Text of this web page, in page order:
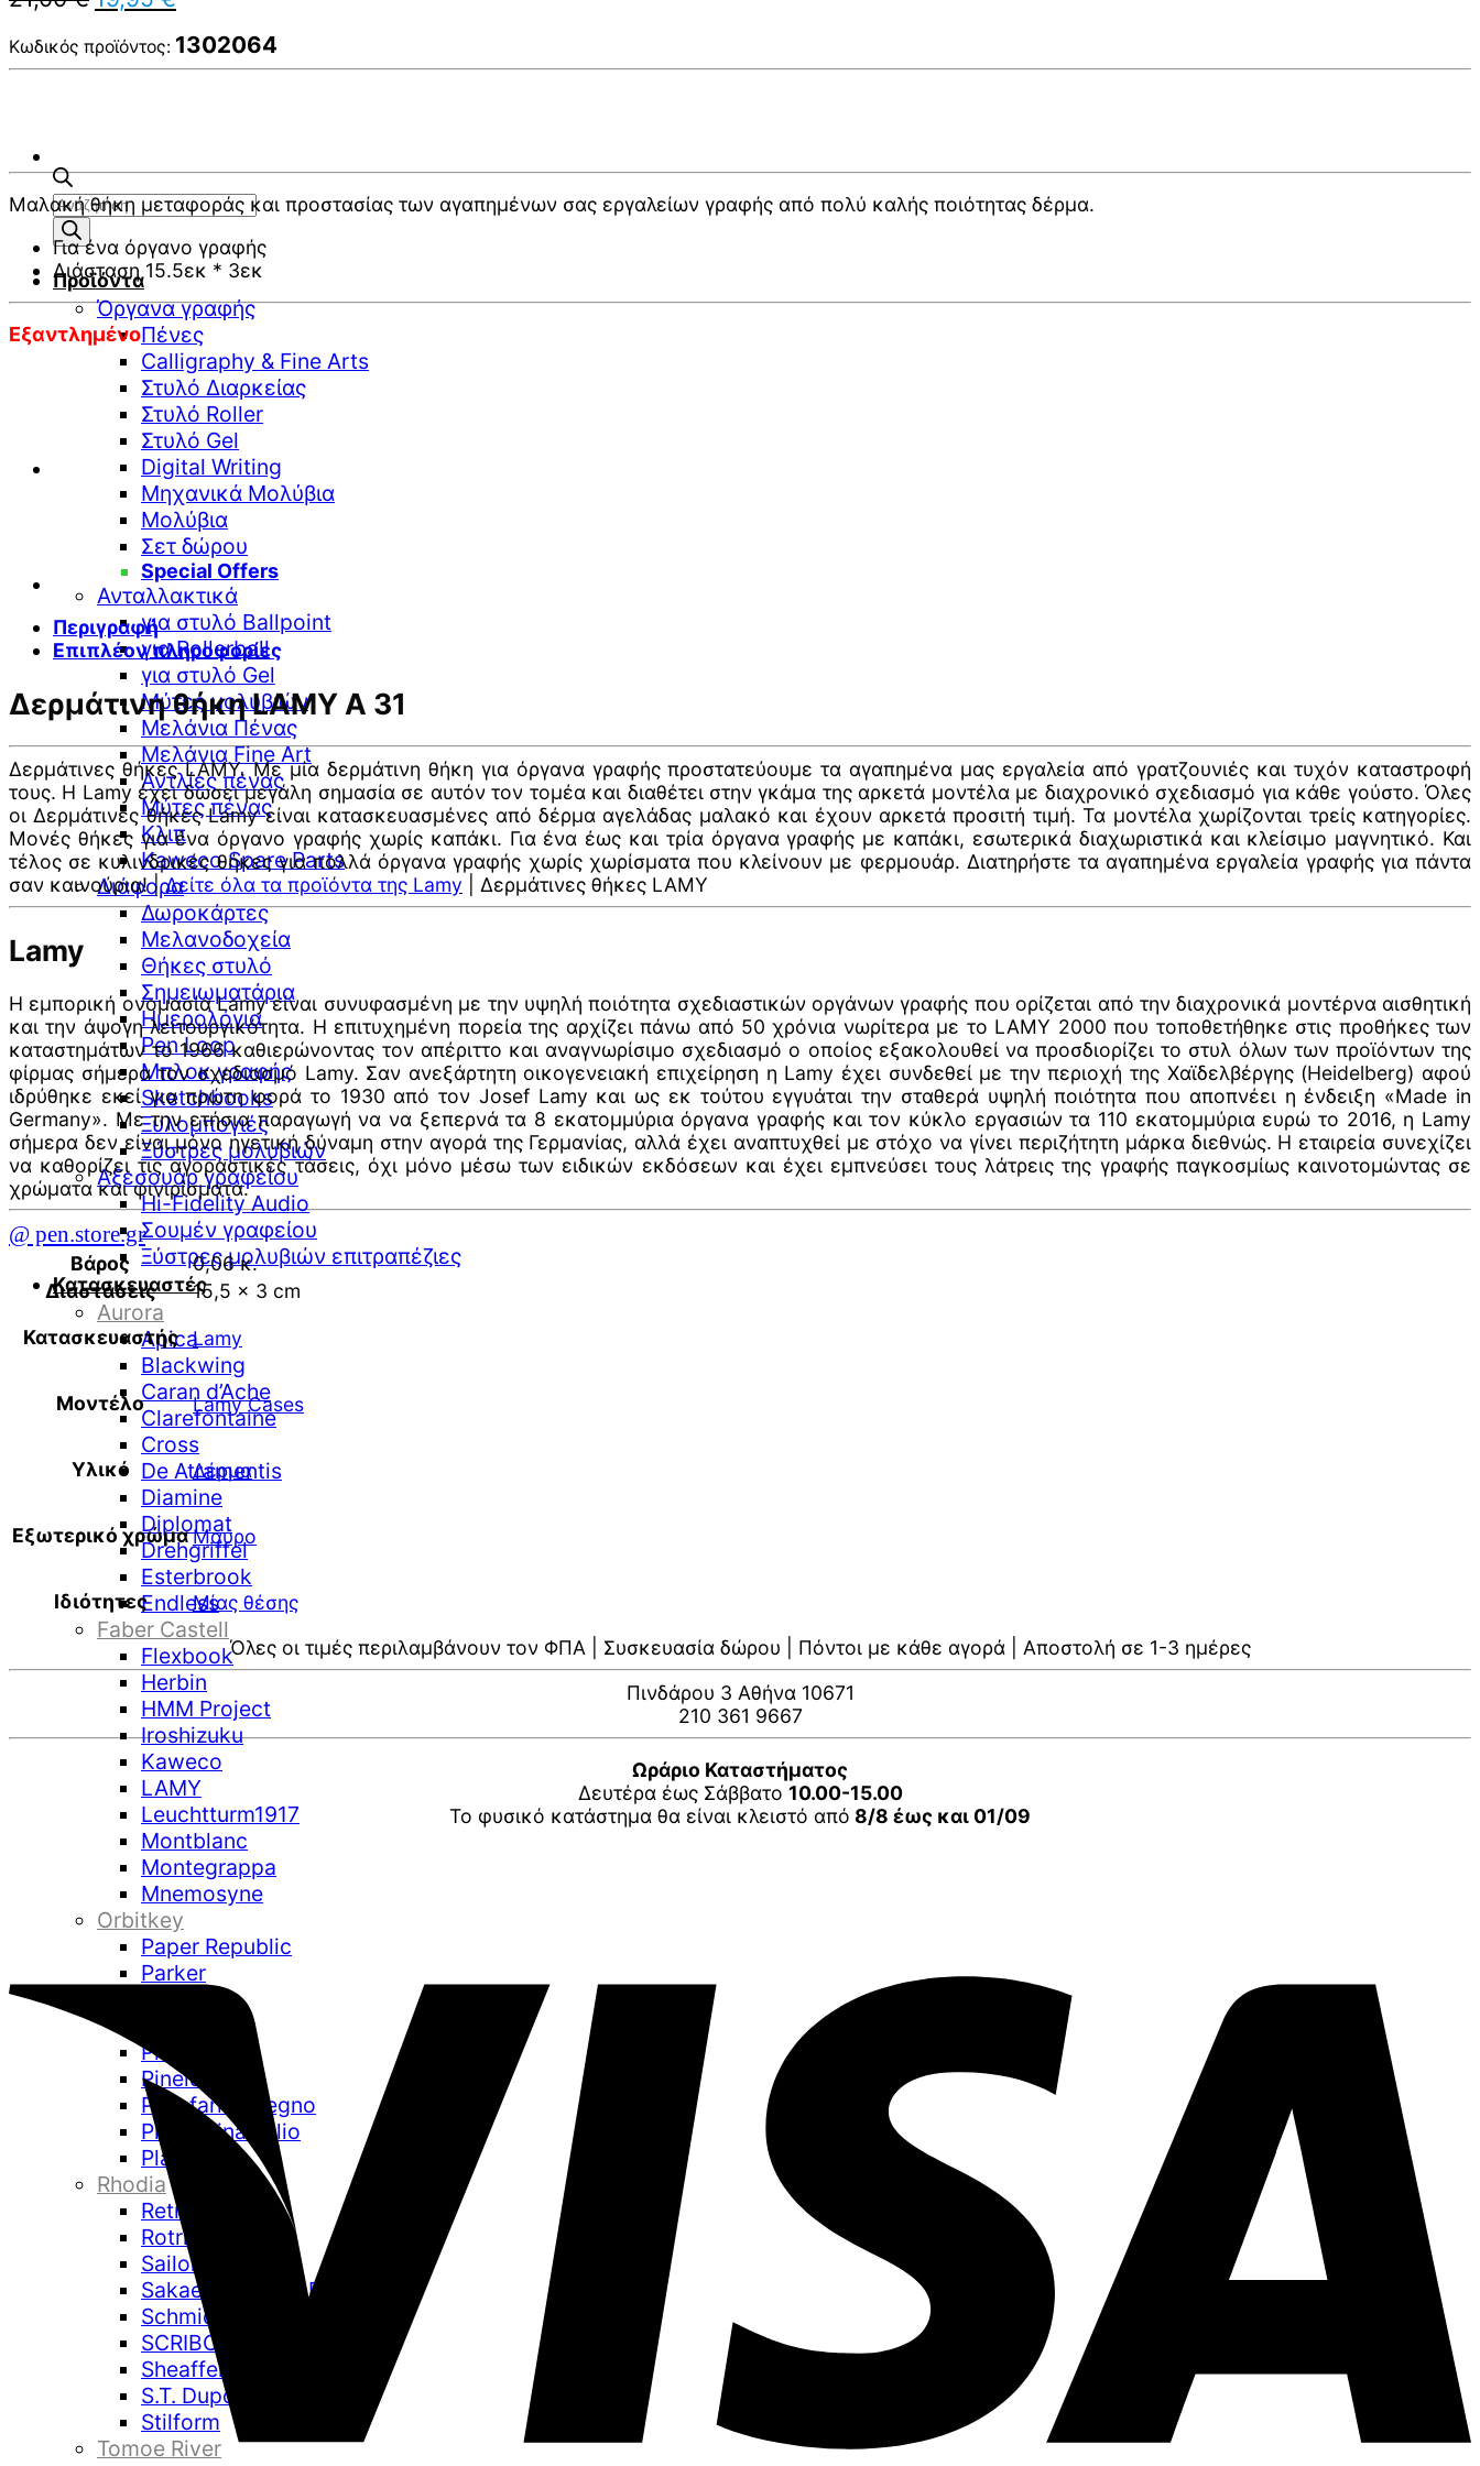
Αναζήτηση
προϊόντων
Προϊόντα
Όργανα γραφής
Πένες
Calligraphy & Fine Arts
Στυλό Διαρκείας
Στυλό Roller
Στυλό Gel
Digital Writing
Μηχανικά Μολύβια
Μολύβια
Σετ δώρου
Special Offers
Ανταλλακτικά
για στυλό Ballpoint
για Rollerball
για στυλό Gel
Μύτες μολυβιών
Μελάνια Πένας
Μελάνια Fine Art
Αντλίες πένας
Μύτες πένας
Κλιπ
Kaweco Spare Parts
Διάφορα
Δωροκάρτες
Μελανοδοχεία
Θήκες στυλό
Σημειωματάρια
Ημερολόγια
Pen Loop
Μπλοκ γραφής
Sketchbooks
Ξυλομπογιές
Ξύστρες μολυβιών
Αξεσουάρ γραφείου
Hi-Fidelity Audio
Σουμέν γραφείου
Ξύστρες μολυβιών επιτραπέζιες
Κατασκευαστές
Aurora
Apica
Blackwing
Caran d’Ache
Clarefontaine
Cross
De Atramentis
Diamine
Diplomat
Drehgriffel
Esterbrook
Endless
Faber Castell
Flexbook
Herbin
HMM Project
Iroshizuku
Kaweco
LAMY
Leuchtturm1917
Montblanc
Montegrappa
Mnemosyne
Orbitkey
Paper Republic
Parker
Pilot
Pineider
Pininfarina Segno
Pininfarina Folio
Platinum
Rhodia
Retro 51
Rotring
Sailor
Sakae Technical Paper
Schmidt
SCRIBO
Sheaffer
S.T. Dupont
Stilform
Tomoe River
price
was:
21,00 €.
τρέχουσα
τιμή
είναι:
Κωδικός προϊόντος: 1302064
Μαλακή θήκη μεταφοράς και προστασίας των αγαπημένων σας εργαλείων γραφής από πολύ καλής ποιότητας δέρμα.
Για ένα όργανο γραφής
Διάσταση 15.5εκ * 3εκ
Εξαντλημένο
Περιγραφή
Επιπλέον πληροφορίες
Δερμάτινη θήκη LAMY A 31
Δερμάτινες θήκες LAMY. Με μία δερμάτινη θήκη για όργανα γραφής προστατεύουμε τα αγαπημένα μας εργαλεία από γρατζουνιές και τυχόν καταστροφή
τους. Η Lamy έχει δώσει μεγάλη σημασία σε αυτόν τον τομέα και διαθέτει στην γκάμα της αρκετά μοντέλα με διαχρονικό σχεδιασμό για κάθε γούστο. Όλες
οι Δερμάτινες θήκες Lamy είναι κατασκευασμένες από δέρμα αγελάδας μαλακό και έχουν αρκετά προσιτή τιμή. Τα μοντέλα χωρίζονται τρείς κατηγορίες.
Μονές θήκες για ένα όργανο γραφής χωρίς καπάκι. Για ένα έως και τρία όργανα γραφής με καπάκι, εσωτερικά διαχωριστικά και κλείσιμο μαγνητικό. Και
τέλος σε κυλινδρικές θήκες για πολλά όργανα γραφής χωρίς χωρίσματα που κλείνουν με φερμουάρ. Διατηρήστε τα αγαπημένα εργαλεία γραφής για πάντα
σαν καινούρια! |Δείτε όλα τα προϊόντα της Lamy | Δερμάτινες θήκες LAMY
Lamy
Η εμπορική ονομασία Lamy είναι συνυφασμένη με την υψηλή ποιότητα σχεδιαστικών οργάνων γραφής που ορίζεται από την διαχρονικά μοντέρνα αισθητική
και την άψογη λειτουργικότητα. Η επιτυχημένη πορεία της αρχίζει πάνω από 50 χρόνια νωρίτερα με το LAMY 2000 που τοποθετήθηκε στις προθήκες των
καταστημάτων το 1966 καθιερώνοντας τον απέριττο και αναγνωρίσιμο σχεδιασμό ο οποίος εξακολουθεί να προσδιορίζει το στυλ όλων των προϊόντων της
φίρμας σήμερα τον σχεδιασμό Lamy. Σαν ανεξάρτητη οικογενειακή επιχείρηση η Lamy έχει συνδεθεί με την περιοχή της Χαϊδελβέργης (Heidelberg) αφού
ιδρύθηκε εκεί για πρώτη φορά το 1930 από τον Josef Lamy και ως εκ τούτου εγγυάται την σταθερά υψηλή ποιότητα που αποπνέει η ένδειξη «Made in
Germany». Με την ετήσια παραγωγή να να ξεπερνά τα 8 εκατομμύρια όργανα γραφής και τον κύκλο εργασιών τα 110 εκατομμύρια ευρώ το 2016, η Lamy
σήμερα δεν είναι μόνο ηγετική δύναμη στην αγορά της Γερμανίας, αλλά έχει αναπτυχθεί με στόχο να γίνει περιζήτητη μάρκα διεθνώς. Η εταιρεία συνεχίζει
να καθορίζει τις αγοραστικές τάσεις, όχι μόνο μέσω των ειδικών εκδόσεων και έχει εμπνεύσει τους λάτρεις της γραφής παγκοσμίως καινοτομώντας σε
χρώματα και φινιρίσματα.
@ pen.store.gr
Βάρος
0,06 κ.
Διαστάσεις
15,5 × 3 cm
Κατασκευαστής
Lamy
Μοντέλο Lamy Cases
Υλικό Δέρμα
Εξωτερικό χρώμαΜαύρο
Ιδιότητες
Μίας θέσης
Όλες οι τιμές περιλαμβάνουν τον ΦΠΑ | Συσκευασία δώρου | Πόντοι με κάθε αγορά | Αποστολή σε 1-3 ημέρες
Πινδάρου 3 Αθήνα 10671
210 361 9667
Ωράριο Καταστήματος
Δευτέρα έως Σάββατο 10.00-15.00
Το φυσικό κατάστημα θα είναι κλειστό από 8/8 έως και 01/09